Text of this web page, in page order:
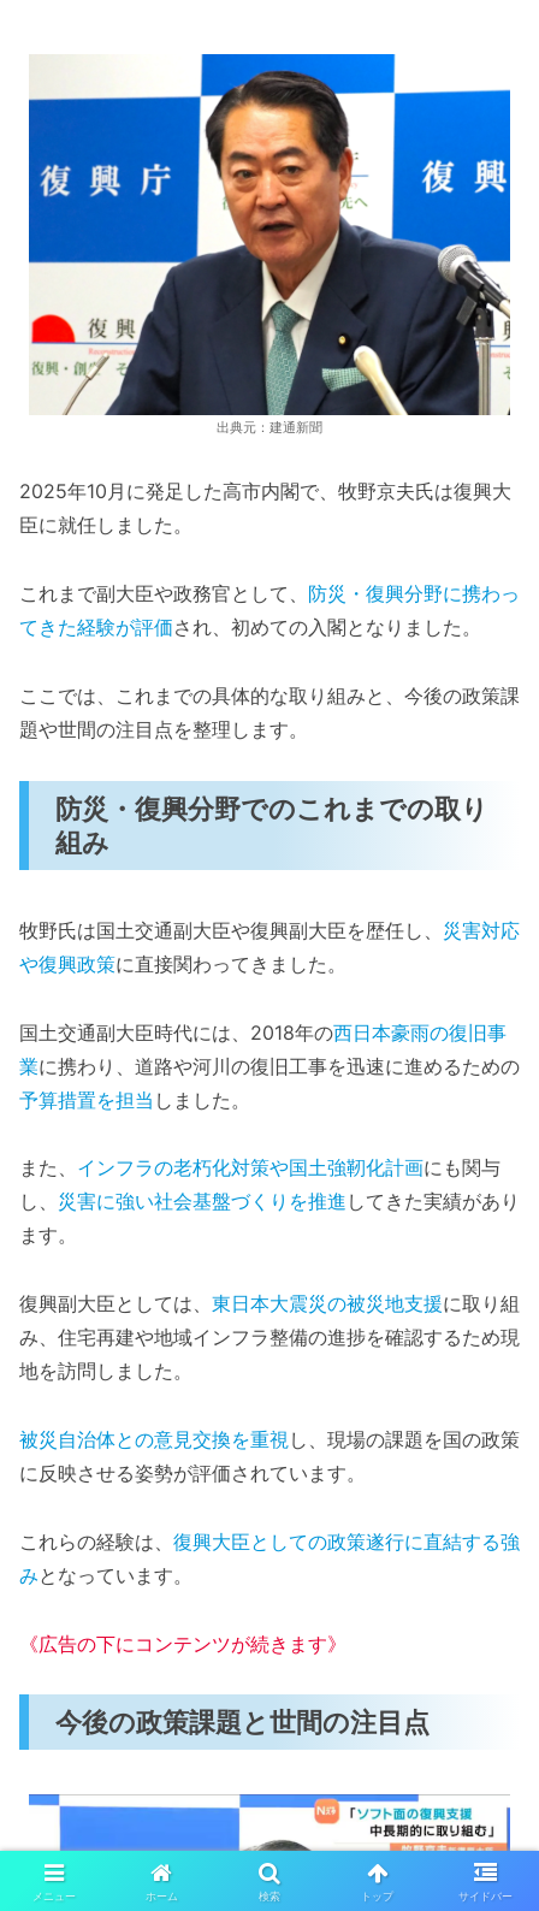
出典元：建通新聞
2025年10月に発足した高市内閣で、牧野京夫氏は復興大
臣に就任しました。
これまで副大臣や政務官として、 防災・復興分野に携わっ
てきた経験が評価され、初めての入閣となりました。
ここでは、これまでの具体的な取り組みと、今後の政策課
題や世間の注目点を整理します。
防災・復興分野でのこれまでの取り
組み
牧野氏は国土交通副大臣や復興副大臣を歴任し、 災害対応
や復興政策に直接関わってきました。
国土交通副大臣時代には、2018年の西日本豪雨の復旧事
業に携わり、道路や河川の復旧工事を迅速に進めるための
予算措置を担当 しました。
また、 インフラの老朽化対策や国土強靭化計画にも関与
し、 災害に強い社会基盤づくりを推進 してきた実績があり
ます。
復興副大臣としては、 東日本大震災の被災地支援に取り組
み、住宅再建や地域インフラ整備の進捗を確認するため現
地を訪問しました。
被災自治体との意見交換を重視し、現場の課題を国の政策
に反映させる姿勢が評価されています。
これらの経験は、 復興大臣としての政策遂行に直結する強
みとなっています。
《広告の下にコンテンツが続きます》
今後の政策課題と世間の注目点
メニュー ホーム 検索 トップ サイドバー